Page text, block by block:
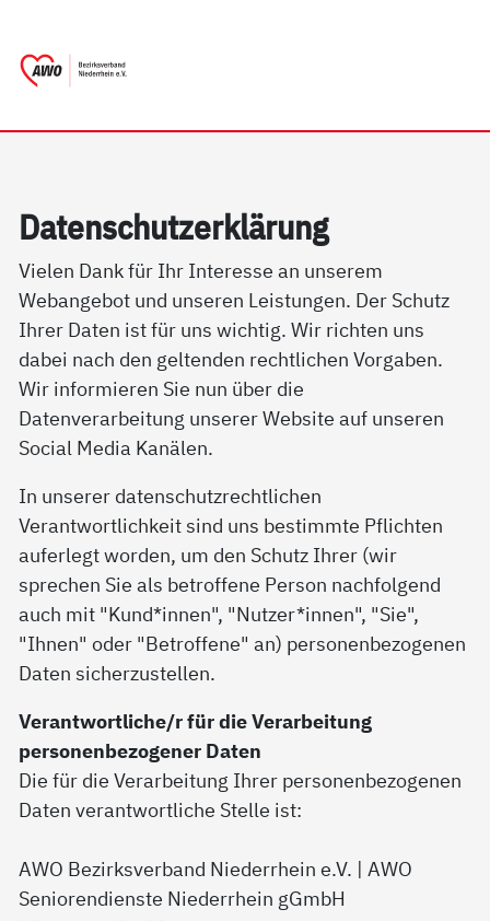
Da­ten­schutz­er­klär­ung
Vielen Dank für Ihr Interesse an unserem
Webangebot und unseren Leistungen. Der Schutz
Ihrer Daten ist für uns wichtig. Wir richten uns
dabei nach den geltenden rechtlichen Vorgaben.
Wir informieren Sie nun über die
Datenverarbeitung unserer Website auf unseren
Social Media Kanälen.
In unserer datenschutzrechtlichen
Verantwortlichkeit sind uns bestimmte Pflichten
auferlegt worden, um den Schutz Ihrer (wir
sprechen Sie als betroffene Person nachfolgend
auch mit "Kund*innen", "Nutzer*innen", "Sie",
"Ihnen" oder "Betroffene" an) personenbezogenen
Daten sicherzustellen.
Verantwortliche/r für die Verarbeitung
personenbezogener Daten
Die für die Verarbeitung Ihrer personenbezogenen
Daten verantwortliche Stelle ist:
AWO Bezirksverband Niederrhein e.V. | AWO
Seniorendienste Niederrhein gGmbH